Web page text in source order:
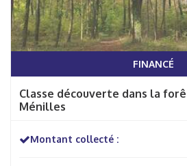
FINANCÉ
Classe découverte dans la
Ménilles
Montant collecté :